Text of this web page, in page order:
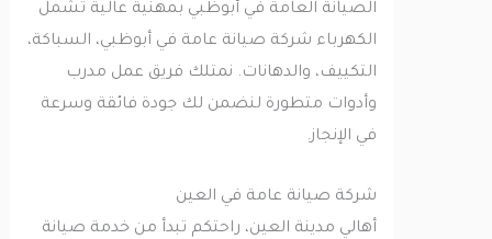
الصيانة العامة في أبوظبي بمهنية عالية تشمل
الكهرباء شركة صيانة عامة في أبوظبي، السباكة،
التكييف، والدهانات. نمتلك فريق عمل مدرب
وأدوات متطورة لنضمن لك جودة فائقة وسرعة
في الإنجاز.
شركة صيانة عامة في العين
أهالي مدينة العين، راحتكم تبدأ من خدمة صيانة